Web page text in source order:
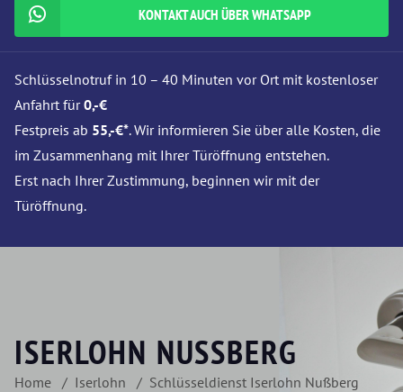
KONTAKT AUCH ÜBER WHATSAPP
Schlüsselnotruf in 10 – 40 Minuten vor Ort mit kostenloser
Anfahrt für0,-€
Festpreis ab 55,-€*. Wir informieren Sie über alle Kosten, die
im Zusammenhang mit Ihrer Türöffnung entstehen.
Erst nach Ihrer Zustimmung, beginnen wir mit der
Türöffnung.
ISERLOHN NUSSBERG
Home Iserlohn Schlüsseldienst Iserlohn Nußberg